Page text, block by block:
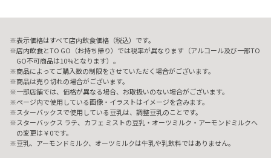
表示価格はすべて店内飲食価格（税込）です。
店内飲食とTO GO（お持ち帰り）では税率が異なります（アルコール及び一部TO
GO不可商品は10%となります）。
商品によってご購入数の制限をさせていただく場合がございます。
商品は売り切れの場合がございます。
一部店舗では、価格が異なる場合、お取扱いのない場合がございます。
ページ内で使用している画像・イラストはイメージを含みます。
スターバックスで使用している豆乳は、調整豆乳のことです。
スターバックス ラテ、カフェ ミストの豆乳・オーツミルク・アーモンドミルクへ
の変更は￥0です。
豆乳、アーモンドミルク、オーツミルクは牛乳や乳飲料ではありません。